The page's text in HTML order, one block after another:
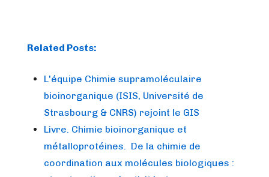
Related Posts:
L'équipe Chimie supramoléculaire
bioinorganique (ISIS, Université de
Strasbourg & CNRS) rejoint le GIS
Livre. Chimie bioinorganique et
métalloprotéines. De la chimie de
coordination aux molécules biologiques :